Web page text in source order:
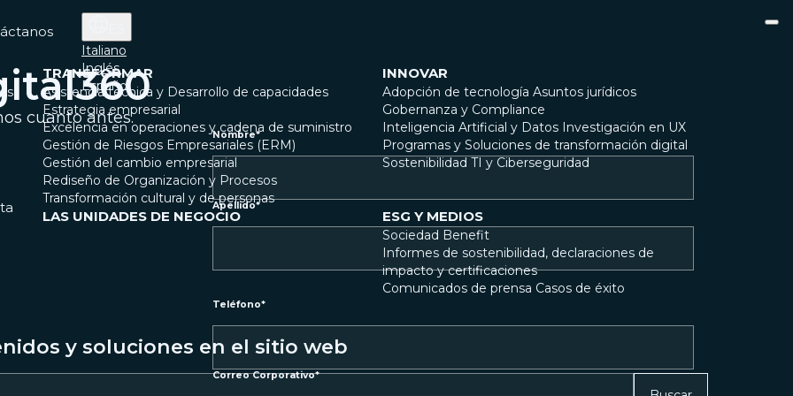
Italiano
Inglés
Español
TRANSFORMAR
Asistencia técnica y Desarrollo de capacidades
Estrategia empresarial
Excelencia en operaciones y cadena de suministro
Gestión de Riesgos Empresariales (ERM)
Gestión del cambio empresarial
Rediseño de Organización y Procesos
Transformación cultural y de personas
INNOVAR
Adopción de tecnología Asuntos jurídicos
Gobernanza y Compliance
Inteligencia Artificial y Datos Investigación en UX
Programas y Soluciones de transformación digital
Sostenibilidad TI y Ciberseguridad
LAS UNIDADES DE NEGOCIO ESG Y MEDIOS
Sociedad Benefit
Informes de sostenibilidad, declaraciones de
impacto y certificaciones
Comunicados de prensa Casos de éxito
y soluciones en el sitio web
cuanto antes.
Nombre*
Apellido*
Teléfono*
Correo Corporativo*